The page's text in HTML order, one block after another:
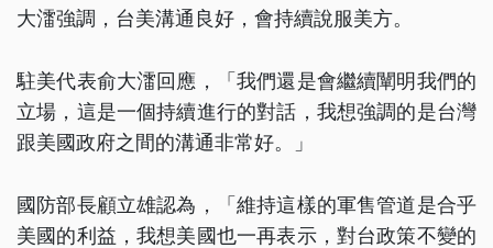
大㵢強調，台美溝通良好，會持續說服美方。
駐美代表俞大㵢回應，「我們還是會繼續闡明我們的
立場，這是一個持續進行的對話，我想強調的是台灣
跟美國政府之間的溝通非常好。」
國防部長顧立雄認為，「維持這樣的軍售管道是合乎
美國的利益，我想美國也一再表示，對台政策不變的